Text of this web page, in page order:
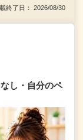
終了日： 2026/08/30
し・自分のペ